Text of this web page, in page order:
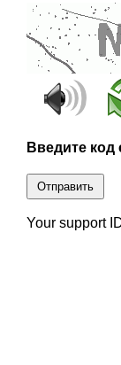
Введите код
Отправить
Your support